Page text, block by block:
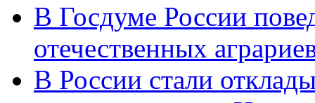
В Госдуме России
отечественных
В России стали